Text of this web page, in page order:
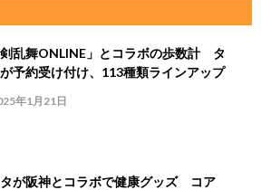
剣乱舞ONLINE」とコラボの歩数計 タ
予約受け付け、113種類ラインアップ
年1月21日
が阪神とコラボで健康グッズ コア